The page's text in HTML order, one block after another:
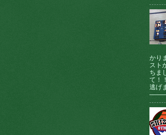
かり
スト
ちま
て！
逃げ